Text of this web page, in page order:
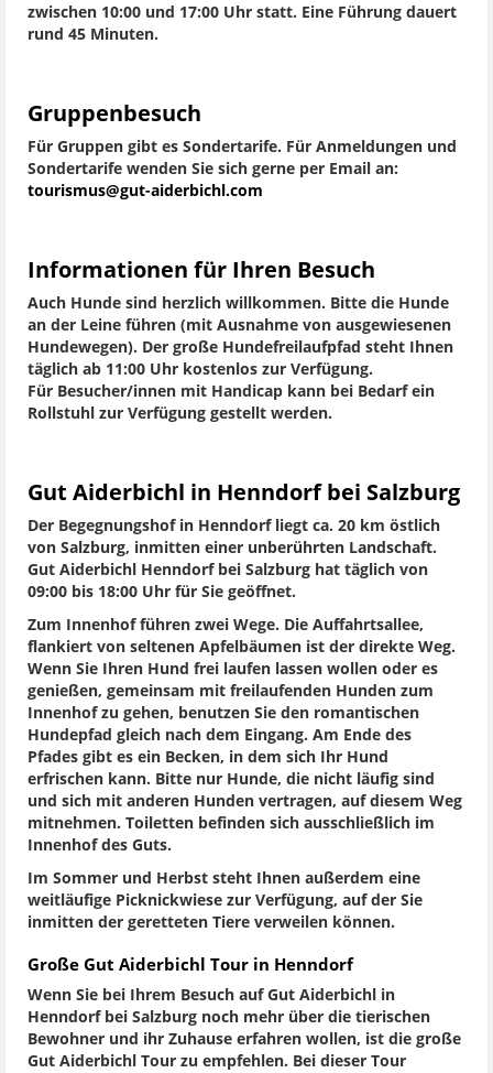
zwischen 10:00 und 17:00 Uhr statt. Eine Führung dauert
rund 45 Minuten.
Gruppenbesuch
Für Gruppen gibt es Sondertarife. Für Anmeldungen und
Sondertarife wenden Sie sich gerne per Email an:
tourismus@gut-aiderbichl.com
Informationen für Ihren Besuch
Auch Hunde sind herzlich willkommen. Bitte die Hunde
an der Leine führen (mit Ausnahme von ausgewiesenen
Hundewegen). Der große Hundefreilaufpfad steht Ihnen
täglich ab 11:00 Uhr kostenlos zur Verfügung.
Für Besucher/innen mit Handicap kann bei Bedarf ein
Rollstuhl zur Verfügung gestellt werden.
Gut Aiderbichl in Henndorf bei Salzburg
Der Begegnungshof in Henndorf liegt ca. 20 km östlich
von Salzburg, inmitten einer unberührten Landschaft.
Gut Aiderbichl Henndorf bei Salzburg hat täglich von
09:00 bis 18:00 Uhr für Sie geöffnet.
Zum Innenhof führen zwei Wege. Die Auffahrtsallee,
flankiert von seltenen Apfelbäumen ist der direkte Weg.
Wenn Sie Ihren Hund frei laufen lassen wollen oder es
genießen, gemeinsam mit freilaufenden Hunden zum
Innenhof zu gehen, benutzen Sie den romantischen
Hundepfad gleich nach dem Eingang. Am Ende des
Pfades gibt es ein Becken, in dem sich Ihr Hund
erfrischen kann. Bitte nur Hunde, die nicht läufig sind
und sich mit anderen Hunden vertragen, auf diesem Weg
mitnehmen. Toiletten befinden sich ausschließlich im
Innenhof des Guts.
Im Sommer und Herbst steht Ihnen außerdem eine
weitläufige Picknickwiese zur Verfügung, auf der Sie
inmitten der geretteten Tiere verweilen können.
Große Gut Aiderbichl Tour in Henndorf
Wenn Sie bei Ihrem Besuch auf Gut Aiderbichl in
Henndorf bei Salzburg noch mehr über die tierischen
Bewohner und ihr Zuhause erfahren wollen, ist die große
Gut Aiderbichl Tour zu empfehlen. Bei dieser Tour